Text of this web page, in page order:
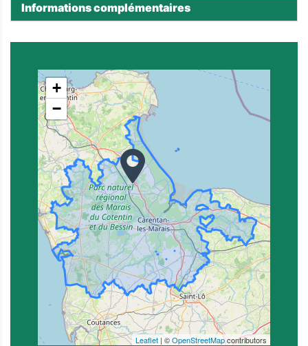
Informations complémentaires
+
−
Leaflet | ©OpenStreetMapcontributors